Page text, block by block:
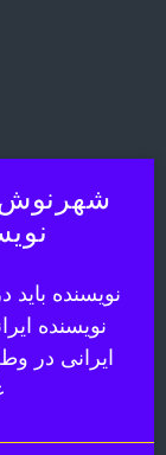
شهرنوش
نویسنده
نویسنده
ایرانی در